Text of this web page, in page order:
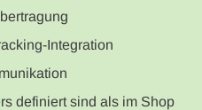
Integration
definiert sind als im Shop